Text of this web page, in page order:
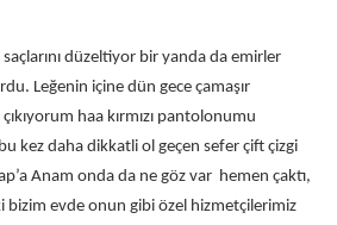
düzeltiyor bir yanda da emirler
Leğenin içine dün gece çamaşır
çıkıyorum haa kırmızı pantolonumu
kez daha dikkatli ol geçen sefer çift çizgi
Anam onda da ne göz var hemen çaktı,
bizim evde onun gibi özel hizmetçilerimiz